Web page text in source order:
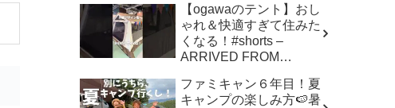
す！ – ちいさおきゃんぷ
【ogawaのテント】おし
ゃれ＆快適すぎて住みた
くなる！#shorts –
ARRIVED FROM
ファミキャン６年目！夏
キャンプの楽しみ方🍉暑